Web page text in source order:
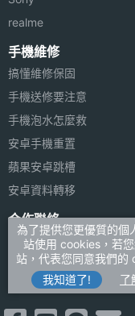
realme
手機維修
搞懂維修保固
手機送修要注意
手機泡水怎麼救
安卓手機重置
蘋果安卓跳槽
安卓資料轉移
合作聯絡
廣告刊登
加入商店報價
新聞聯絡
為了提供您更優質的個
站使用 cookies，若
站，代表您同意我們的
我知道了!
了